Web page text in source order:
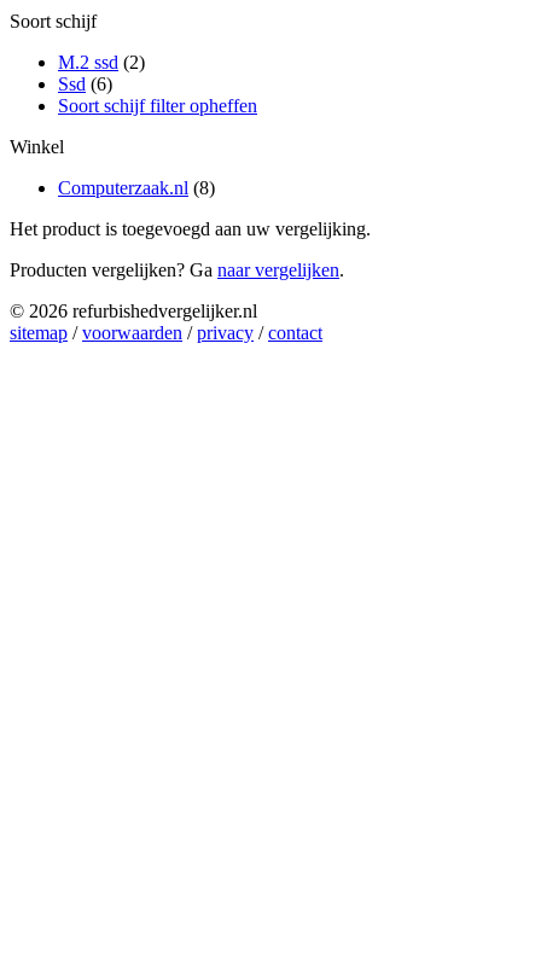
Soort schijf
M.2 ssd (2)
Ssd (6)
Soort schijf filter opheffen
Winkel
Computerzaak.nl (8)
Het product is toegevoegd aan uw vergelijking.
Producten vergelijken? Ga naar vergelijken.
© 2026 refurbishedvergelijker.nl
sitemap /voorwaarden /privacy /contact